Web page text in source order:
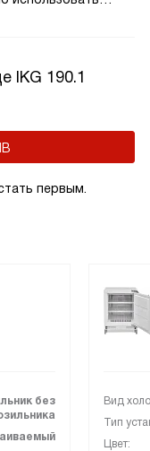
IKG 190.1
первым.
без
Вид
Тип
Цвет: